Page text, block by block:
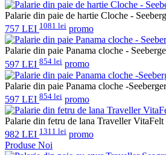
Palarie din paie de hartie Cloche -
757 LEI 1081 lei promo
Palarie din paie Panama cloche -
597 LEI 854 lei promo
Palarie din paie Panama cloche -Seeberger
597 LEI 854 lei promo
Palarie din fetru de lana Traveller VitaFelt
982 LEI 1311 lei promo
Produse Noi